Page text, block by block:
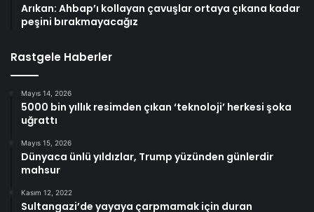
Arıkan: Ahbap’ı kollayan çavuşlar ortaya çıkana kadar
peşini bırakmayacağız
Rastgele Haberler
Mayıs 14, 2026
5000 bin yıllık resimden çıkan ‘teknoloji’ herkesi şoka
uğrattı
Mayıs 15, 2026
Dünyaca ünlü yıldızlar, Trump yüzünden günlerdir
mahsur
Kasım 12, 2022
Sultangazi’de yayaya çarpmamak için duran